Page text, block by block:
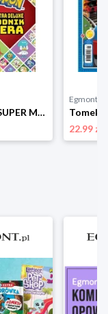
POKEMON SUPER MEGA EXTRA DELUXE. Przewodnik trenera Egmont
Egmont
22.99 zł